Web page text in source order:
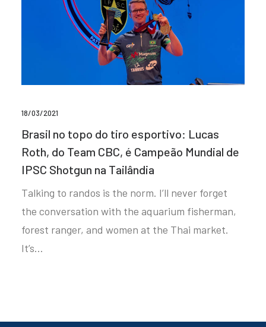
18/03/2021
Brasil no topo do tiro esportivo: Lucas
Roth, do Team CBC, é Campeão Mundial de
IPSC Shotgun na Tailândia
Talking to randos is the norm. I’ll never forget
the conversation with the aquarium fisherman,
forest ranger, and women at the Thai market.
It’s…